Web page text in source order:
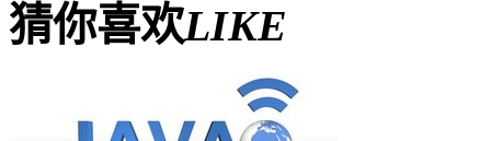
猜你喜欢LIKE